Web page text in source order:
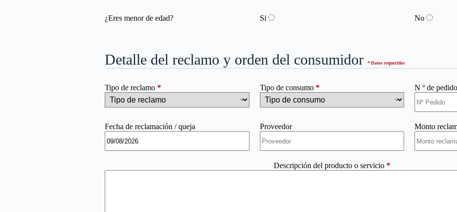
¿Eres menor de edad? Si No
Detalle del reclamo y orden del consumidor* Datos requeridos
Tipo de reclamo* Tipo de consumo * N º de
Fecha de reclamación / queja Proveedor Monto
Descripción del producto o servicio *